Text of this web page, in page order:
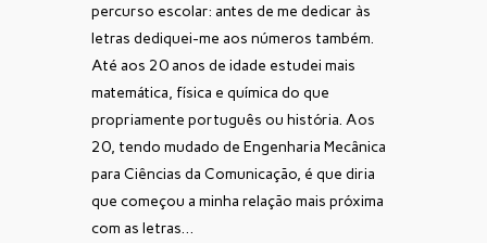
percurso escolar: antes de me dedicar às
letras dediquei-me aos números também.
Até aos 20 anos de idade estudei mais
matemática, física e química do que
propriamente português ou história. Aos
20, tendo mudado de Engenharia Mecânica
para Ciências da Comunicação, é que diria
que começou a minha relação mais próxima
com as letras…